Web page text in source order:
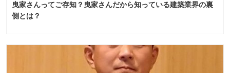
曳家さんってご存知？曳家さんだから知っている建築業界の裏
側とは？